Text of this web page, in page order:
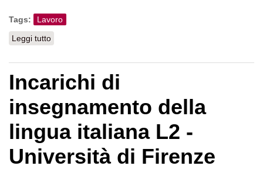
Tags:
Lavoro
Leggi tutto
a tempo determinato
Incarichi di
insegnamento della
lingua italiana L2 -
Università di Firenze